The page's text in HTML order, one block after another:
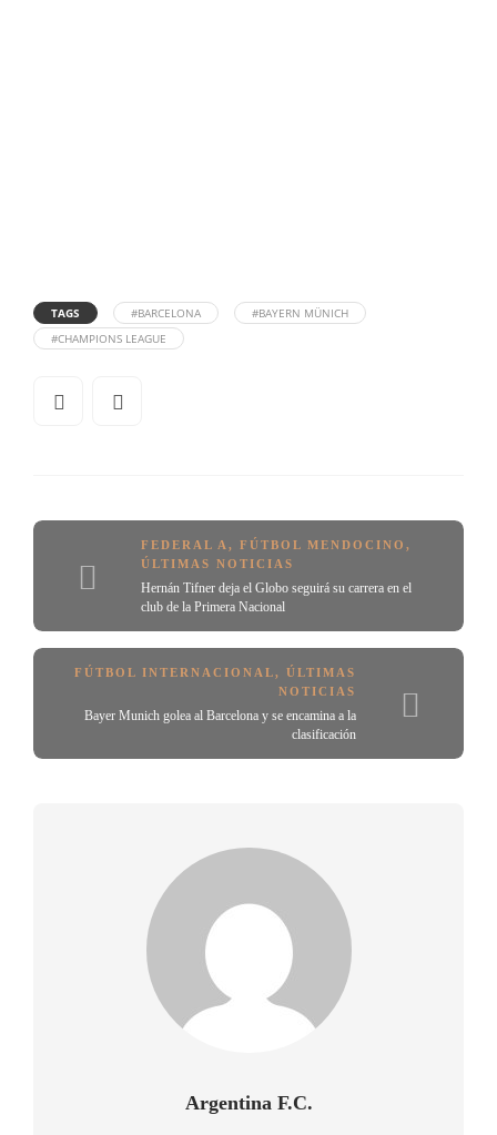
TAGS #BARCELONA
#BAYERN MÜNICH
#CHAMPIONS LEAGUE
FEDERAL A , FÚTBOL MENDOCINO ,
ÚLTIMAS NOTICIAS
Hernán Tifner deja el Globo seguirá su carrera en el
club de la Primera Nacional
FÚTBOL INTERNACIONAL, ÚLTIMAS
NOTICIAS
Bayer Munich golea al Barcelona y se encamina a la
clasificación
Argentina F.C.